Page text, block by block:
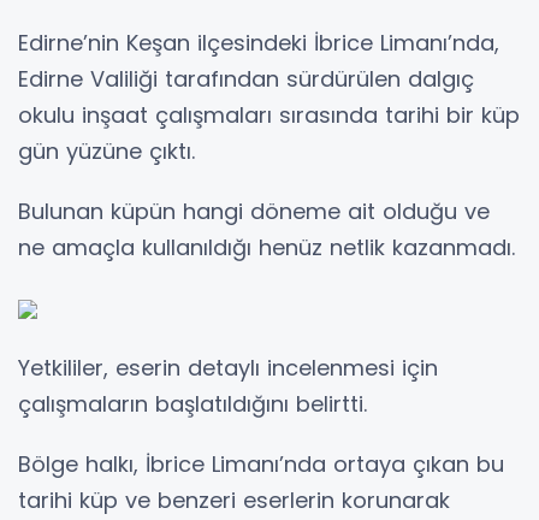
Edirne’nin Keşan ilçesindeki İbrice Limanı’nda,
Edirne Valiliği tarafından sürdürülen dalgıç
okulu inşaat çalışmaları sırasında tarihi bir küp
gün yüzüne çıktı.
Bulunan küpün hangi döneme ait olduğu ve
ne amaçla kullanıldığı henüz netlik kazanmadı.
Yetkililer, eserin detaylı incelenmesi için
çalışmaların başlatıldığını belirtti.
Bölge halkı, İbrice Limanı’nda ortaya çıkan bu
tarihi küp ve benzeri eserlerin korunarak